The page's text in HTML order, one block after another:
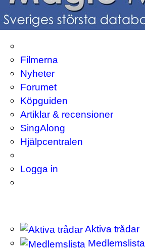
Filmerna
Nyheter
Forumet
Köpguiden
Artiklar & recensioner
SingAlong
Hjälpcentralen
Logga in
Aktiva trådar
Medlemslista